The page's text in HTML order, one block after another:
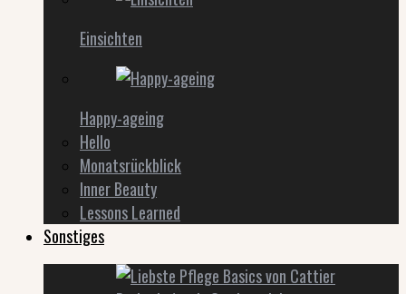
Einsichten
Happy-ageing
Hello
Monatsrückblick
Inner Beauty
Lessons Learned
Sonstiges